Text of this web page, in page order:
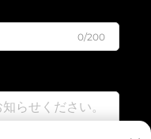
0/200